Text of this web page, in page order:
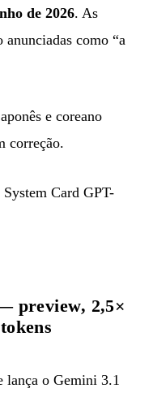
de 2026. As
como “a
e coreano
correção.
System Card GPT-
preview, 2,5×
o Gemini 3.1